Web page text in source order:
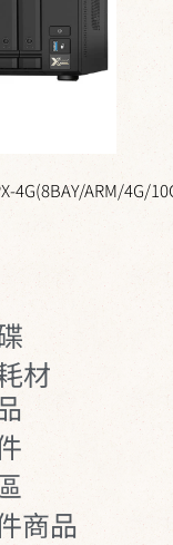
4G(8BAY/ARM/4G/
材
商品